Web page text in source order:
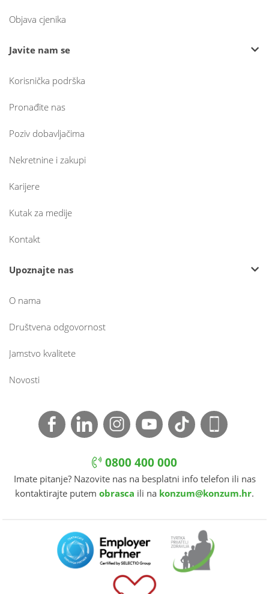
Objava cjenika
Javite nam se
Korisnička podrška
Pronađite nas
Poziv dobavljačima
Nekretnine i zakupi
Karijere
Kutak za medije
Kontakt
Upoznajte nas
O nama
Društvena odgovornost
Jamstvo kvalitete
Novosti
0800 400 000
Imate pitanje? Nazovite nas na besplatni info telefon ili nas
kontaktirajte putem obrasca ili na konzum@konzum.hr.